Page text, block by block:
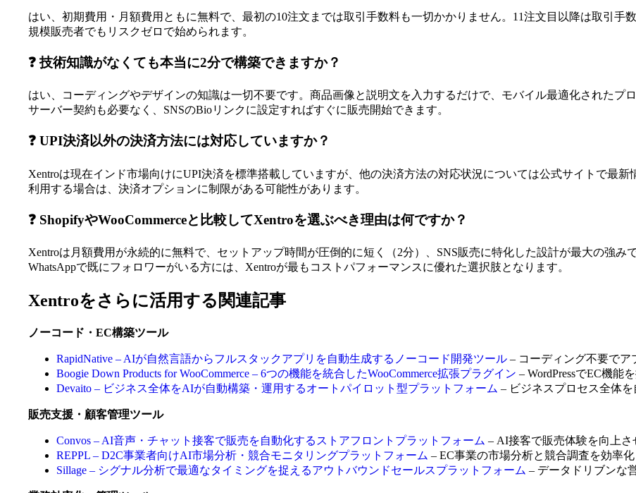
はい、初期費用・月額費用ともに無料で、最初の10注文までは取引手数料も一切かかりません。11注文目以降は取引手
規模販売者でもリスクゼロで始められます。
❓ 技術知識がなくても本当に2分で構築できますか？
はい、コーディングやデザインの知識は一切不要です。商品画像と説明文を入力するだけで、モバイル最適化されたプ
サーバー契約も必要なく、SNSのBioリンクに設定すればすぐに販売開始できます。
❓ UPI決済以外の決済方法には対応していますか？
Xentroは現在インド市場向けにUPI決済を標準搭載していますが、他の決済方法の対応状況については公式サイトで最
利用する場合は、決済オプションに制限がある可能性があります。
❓ ShopifyやWooCommerceと比較してXentroを選ぶべき理由は何ですか？
Xentroは月額費用が永続的に無料で、セットアップ時間が圧倒的に短く（2分）、SNS販売に特化した設計が最大の強み
WhatsAppで既にフォロワーがいる方には、Xentroが最もコストパフォーマンスに優れた選択肢となります。
Xentroをさらに活用する関連記事
ノーコード・EC構築ツール
RapidNative – AIが自然言語からフルスタックアプリを自動生成するノーコード開発ツール – コーディング不要で
Boogie Down Products for WooCommerce – 6つの機能を統合したWooCommerce拡張プラグイン – WordPressでEC機能
Devaito – ビジネス全体をAIが自動構築・運用するオートパイロット型プラットフォーム – ビジネスプロセス全体
販売支援・顧客管理ツール
Convos – AI音声・チャット接客で販売を自動化するストアフロントプラットフォーム – AI接客で販売体験を向上さ
REPPL – D2C事業者向けAI市場分析・競合モニタリングプラットフォーム – EC事業の市場分析と競合調査を効率化
Sillage – シグナル分析で最適なタイミングを捉えるアウトバウンドセールスプラットフォーム – データドリブンな